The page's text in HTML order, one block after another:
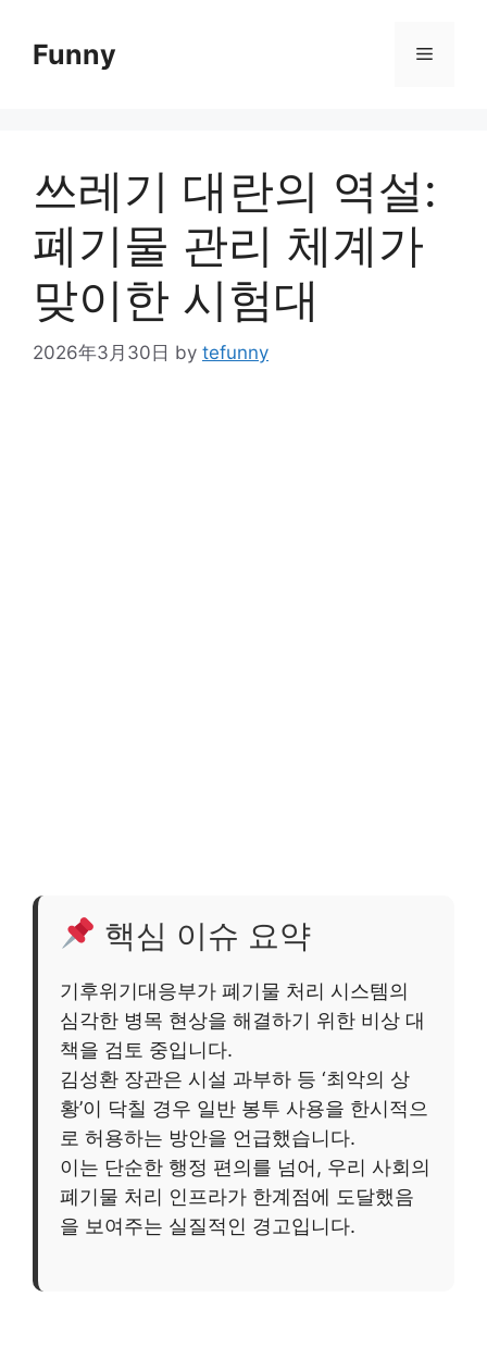
contentFunny Menu
쓰레기 대란의 역설:
폐기물 관리 체계가
맞이한 시험대
2026年3月30日 by tefunny
핵심 이슈 요약
기후위기대응부가 폐기물 처리 시스템의
심각한 병목 현상을 해결하기 위한 비상 대
책을 검토 중입니다.
김성환 장관은 시설 과부하 등 ‘최악의 상
황’이 닥칠 경우 일반 봉투 사용을 한시적으
로 허용하는 방안을 언급했습니다.
이는 단순한 행정 편의를 넘어, 우리 사회의
폐기물 처리 인프라가 한계점에 도달했음
을 보여주는 실질적인 경고입니다.